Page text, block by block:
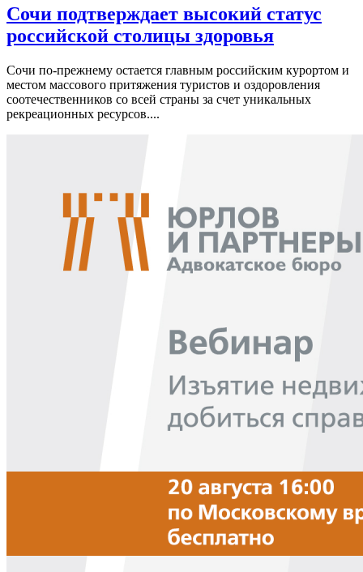
Сочи подтверждает высокий статус
российской столицы здоровья
Сочи по-прежнему остается главным российским курортом и
местом массового притяжения туристов и оздоровления
соотечественников со всей страны за счет уникальных
рекреационных ресурсов....